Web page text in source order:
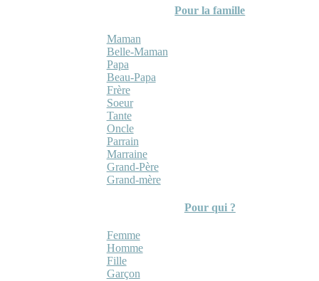
Pour la famille
Maman
Belle-Maman
Papa
Beau-Papa
Frère
Soeur
Tante
Oncle
Parrain
Marraine
Grand-Père
Grand-mère
Pour qui ?
Femme
Homme
Fille
Garçon